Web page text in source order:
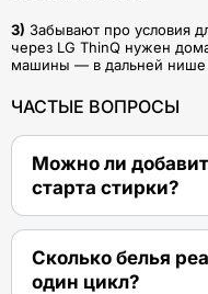
3) Забывают про условия
через LG ThinQ нужен
машины — в дальней нише
ЧАСТЫЕ ВОПРОСЫ
Можно ли
старта стирки?
Сколько белья
один цикл?